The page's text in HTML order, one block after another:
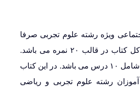
ویژه رشته علوم تجربی صرفا
به صورت کتبی و از کل کتاب در قالب ۲۰ نمره می باشد.
کتاب هویت اجتماعی شامل ۱۰ درس می باشد. در این کتاب
آموزان رشته علوم تجربی و ریاضی